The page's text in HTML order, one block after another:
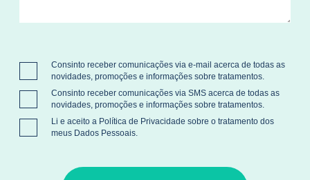
Consinto receber comunicações via e-mail acerca de todas as
novidades, promoções e informações sobre tratamentos.
Consinto receber comunicações via SMS acerca de todas as
novidades, promoções e informações sobre tratamentos.
Li e aceito a Política de Privacidade sobre o tratamento dos
meus Dados Pessoais.